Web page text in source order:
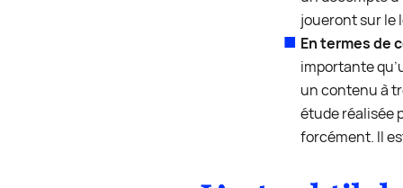
joueront sur le
En termes de
importante
un contenu à
étude réalisée
forcément. Il